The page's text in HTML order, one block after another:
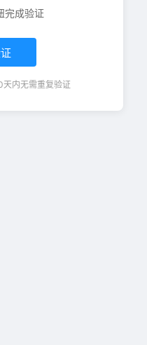
完成验证
内无需重复验证